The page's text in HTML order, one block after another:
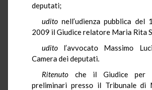
deputati;
udito nell’udienza pubblica del
2009 il Giudice relatore Maria Rita
udito l’avvocato Massimo
Camera dei deputati.
Ritenuto che il Giudice per
preliminari presso il Tribunale di